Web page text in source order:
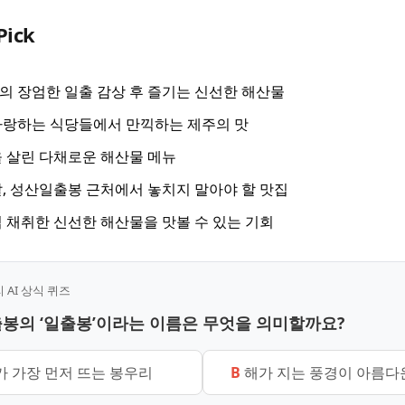
장엄한 일출 감상 후 즐기는 신선한 해산물
하는 식당들에서 만끽하는 제주의 맛
살린 다채로운 해산물 메뉴
성산일출봉 근처에서 놓치지 말아야 할 맛집
채취한 신선한 해산물을 맛볼 수 있는 기회
AI 상식 퀴즈
의 ‘일출봉’이라는 이름은 무엇을 의미할까요?
가장 먼저 뜨는 봉우리 B 해가 지는 풍경이 아름다